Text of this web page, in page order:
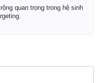
quan trọng trong hệ sinh